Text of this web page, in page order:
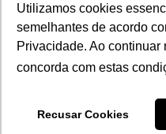
Utilizamos cookies
semelhantes de acordo
Privacidade. Ao continuar
concorda com estas
Recusar Cookies
Faça download do
Play Store e App Store
Todos os direitos